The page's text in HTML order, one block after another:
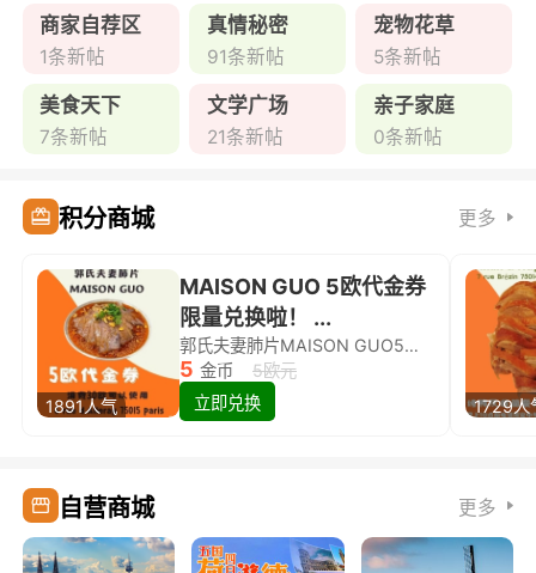
商家自荐区
1条新帖
真情秘密
91条新帖
宠物花草
5条新帖
美食天下
7条新帖
文学广场
21条新帖
亲子家庭
0条新帖
积分商城 更多
1891人气
MAISON GUO 5欧代金券
限量兑换啦！ ...
郭氏夫妻肺片MAISON GUO5欧代金券限量兑换啦！
5 金币
5欧元
立即兑换
1729人
自营商城 更多